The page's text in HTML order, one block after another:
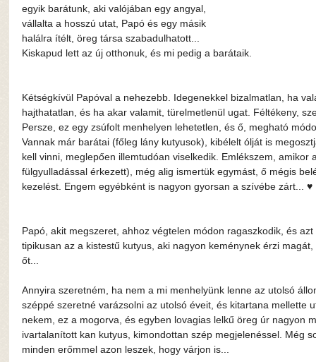
egyik barátunk, aki valójában egy angyal,
vállalta a hosszú utat, Papó és egy másik
halálra ítélt, öreg társa szabadulhatott...
Kiskapud lett az új otthonuk, és mi pedig a barátaik.
Kétségkívül Papóval a nehezebb. Idegenekkel bizalmatlan, ha
hajthatatlan, és ha akar valamit, türelmetlenül ugat. Féltékeny,
Persze, ez egy zsúfolt menhelyen lehetetlen, és ő, megható
Vannak már barátai (főleg lány kutyusok), kibélelt ólját is
kell vinni, meglepően illemtudóan viselkedik. Emlékszem,
fülgyulladással érkezett), még alig ismertük egymást, ő mégis
kezelést. Engem egyébként is nagyon gyorsan a szívébe zárt... ♥️
Papó, akit megszeret, ahhoz végtelen módon ragaszkodik, és
tipikusan az a kistestű kutyus, aki nagyon keménynek érzi
őt...
Annyira szeretném, ha nem a mi menhelyünk lenne az utolsó
széppé szeretné varázsolni az utolsó éveit, és kitartana mellette
nekem, ez a mogorva, és egyben lovagias lelkű öreg úr nagyon
ivartalanított kan kutyus, kimondottan szép megjelenéssel. Még
minden erőmmel azon leszek, hogy várjon is...